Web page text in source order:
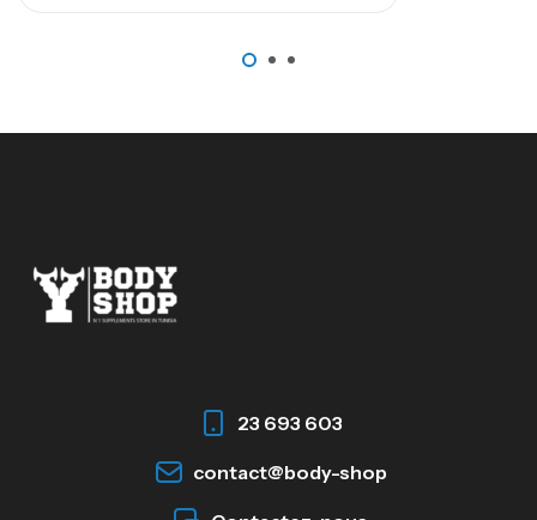
23 693 603
contact@body-shop